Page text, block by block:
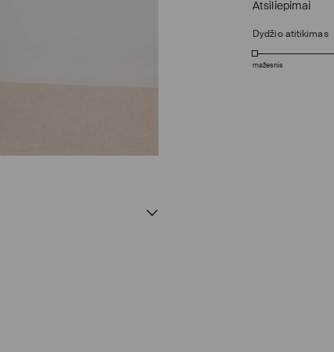
Atsiliepimai
Dydžio atitikimas
mažesnis